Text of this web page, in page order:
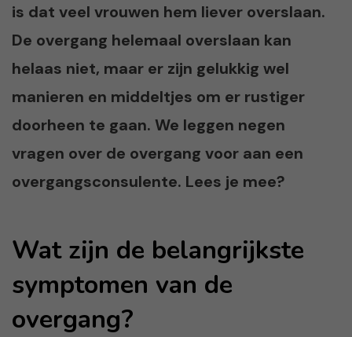
is dat veel vrouwen hem liever overslaan.
De overgang helemaal overslaan kan
helaas niet, maar er zijn gelukkig wel
manieren en middeltjes om er rustiger
doorheen te gaan. We leggen negen
vragen over de overgang voor aan een
overgangsconsulente. Lees je mee?
Wat zijn de belangrijkste
symptomen van de
overgang?